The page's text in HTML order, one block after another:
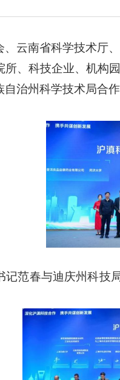
云南省科学技术厅
、科技企业、机构
治州科学技术局合
记范春与迪庆州科技